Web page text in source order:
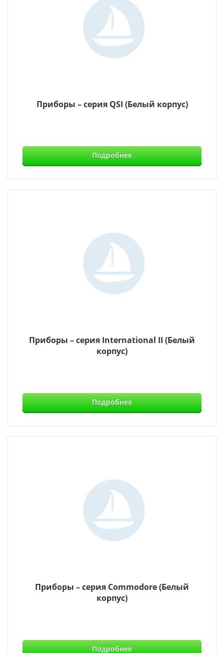
Приборы – серия QSI (Белый корпус)
Подробнее
Приборы – серия International II (Белый
корпус)
Подробнее
Приборы – серия Commodore (Белый
корпус)
Подробнее